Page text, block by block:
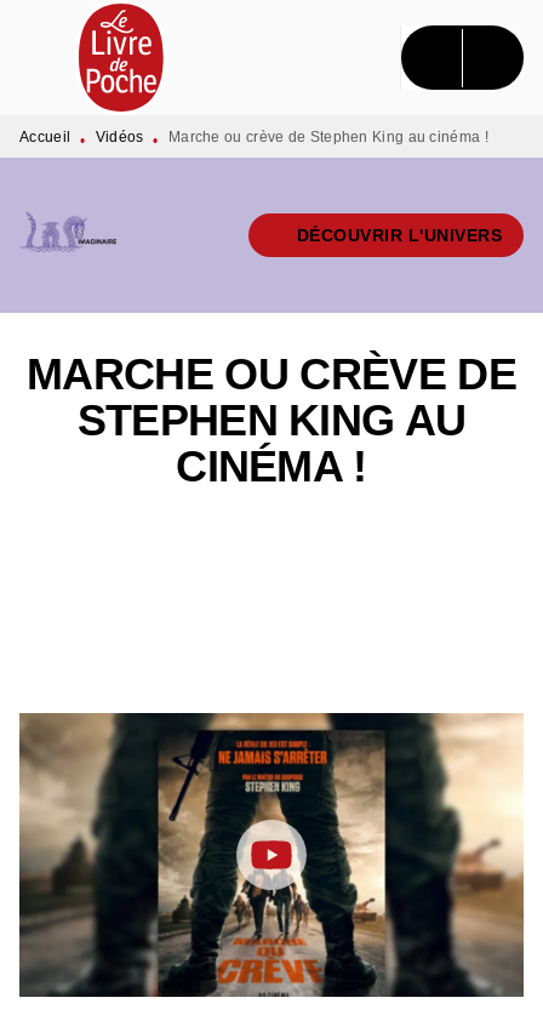
MENU RECHERCHE CONTENU
PIED DE PAGE
Accueil • Vidéos • Marche ou crève de Stephen King au cinéma !
DÉCOUVRIR L'UNIVERS
MARCHE OU CRÈVE DE
STEPHEN KING AU
CINÉMA !